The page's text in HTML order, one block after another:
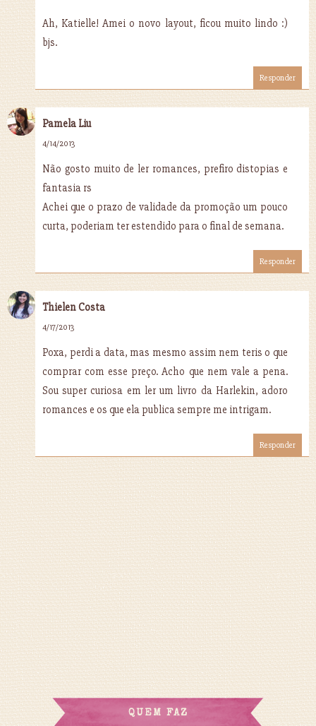
Ah, Katielle! Amei o novo layout, ficou muito lindo :)
bjs.
Responder
Pamela Liu
4/14/2013
Não gosto muito de ler romances, prefiro distopias e
fantasia rs
Achei que o prazo de validade da promoção um pouco
curta, poderiam ter estendido para o final de semana.
Responder
Thielen Costa
4/17/2013
Poxa, perdi a data, mas mesmo assim nem teris o que
comprar com esse preço. Acho que nem vale a pena.
Sou super curiosa em ler um livro da Harlekin, adoro
romances e os que ela publica sempre me intrigam.
Responder
QUEM FAZ